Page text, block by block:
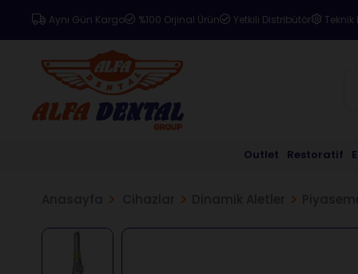
Aynı Gün Kargo %100 Orjinal Ürün Yetkili Distribütör Teknik
Outlet Restoratif